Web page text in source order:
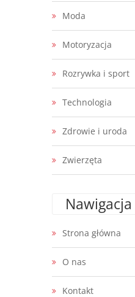
Moda
Motoryzacja
Rozrywka i sport
Technologia
Zdrowie i uroda
Zwierzęta
Nawigacja
Strona główna
O nas
Kontakt